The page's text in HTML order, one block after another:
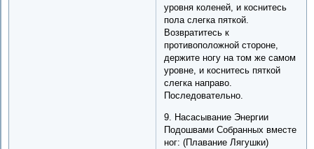
уровня коленей, и коснитесь
пола слегка пяткой.
Возвратитесь к
противоположной стороне,
держите ногу на том же самом
уровне, и коснитесь пяткой
слегка направо.
Последовательно.
9. Насасывание Энергии
Подошвами Собранных вместе
ног: (Плавание Лягушки)